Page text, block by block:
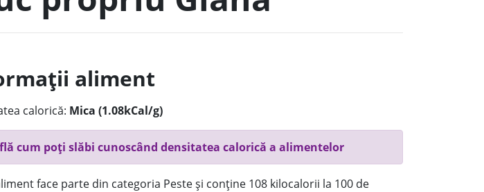
aliment
calorică: Mica (1.08kCal/g)
cum poți slăbi cunoscând densitatea calorică a alimentelor
face parte din categoria Peste și conține 108 kilocalorii la 100 de